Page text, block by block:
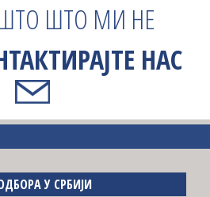
ШТО МИ НЕ
НАС
У СРБИЈИ